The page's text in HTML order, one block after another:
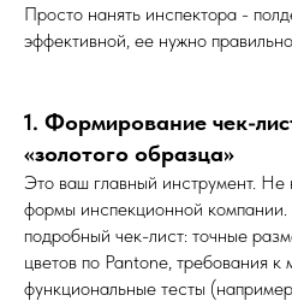
Просто нанять инспектора -
эффективной, ее нужно
1. Формирование чек-
«золотого образца»
Это ваш главный инструмент. Не
формы инспекционной
подробный чек-лист: точные
цветов по Pantone, требования к
функциональные тесты